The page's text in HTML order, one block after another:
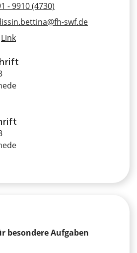
- 9910 (4730)
swf.de
Link
besondere Aufgaben